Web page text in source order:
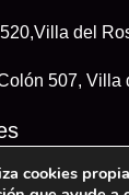
del
507, Villa
cookies